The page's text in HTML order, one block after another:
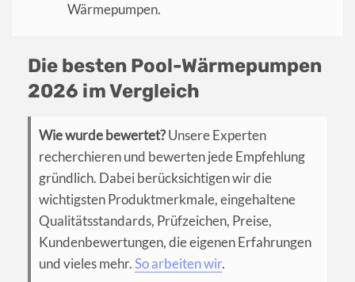
Wärmepumpen.
Die besten Pool-Wärmepumpen
2026 im Vergleich
Wie wurde bewertet?Unsere Experten
recherchieren und bewerten jede Empfehlung
gründlich. Dabei berücksichtigen wir die
wichtigsten Produktmerkmale, eingehaltene
Qualitätsstandards, Prüfzeichen, Preise,
Kundenbewertungen, die eigenen Erfahrungen
und vieles mehr.So arbeiten wir.